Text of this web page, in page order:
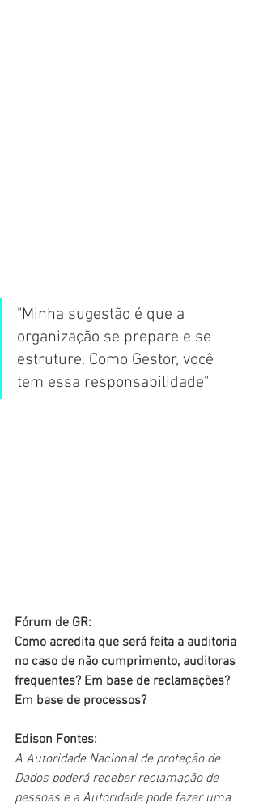
"Minha sugestão é que a
organização se prepare e se
estruture. Como Gestor, você
tem essa responsabilidade"
Fórum de GR:
Como acredita que será feita a auditoria
no caso de não cumprimento, auditoras
frequentes? Em base de reclamações?
Em base de processos?
Edison Fontes:
A Autoridade Nacional de proteção de
Dados poderá receber reclamação de
pessoas e a Autoridade pode fazer uma